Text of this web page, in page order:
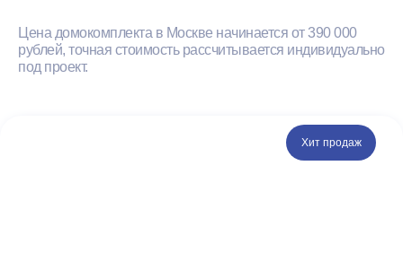
Цена домокомплекта в Москве начинается от 390 000
рублей, точная стоимость рассчитывается индивидуально
под проект.
Хит продаж